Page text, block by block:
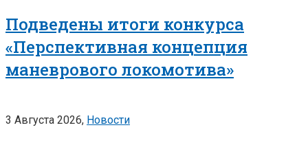
Подведены итоги конкурса
«Перспективная концепция
маневрового локомотива»
3 Августа 2026, Новости